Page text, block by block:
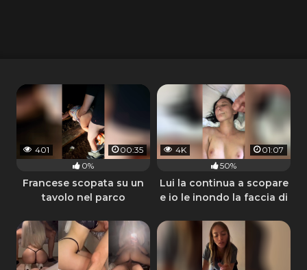
401
00:35
0%
Francese scopata su un
tavolo nel parco
4K
01:07
50%
Lui la continua a scopare
e io le inondo la faccia di